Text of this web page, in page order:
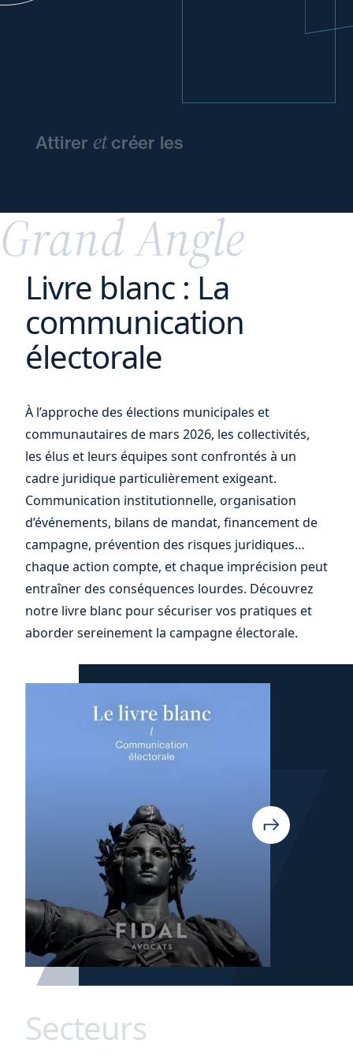
Attirer etcréer les
Grand Angle
Livre blanc : La
communication
électorale
À l’approche des élections municipales et
communautaires de mars 2026, les collectivités,
les élus et leurs équipes sont confrontés à un
cadre juridique particulièrement exigeant.
Communication institutionnelle, organisation
d’événements, bilans de mandat, financement de
campagne, prévention des risques juridiques…
chaque action compte, et chaque imprécision peut
entraîner des conséquences lourdes. Découvrez
notre livre blanc pour sécuriser vos pratiques et
aborder sereinement la campagne électorale.
Secteurs